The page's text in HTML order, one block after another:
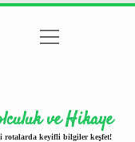
Gizlilik Politikası
menüyü
aç
ve Hikaye
rotalarda keyifli bilgiler keşfet!